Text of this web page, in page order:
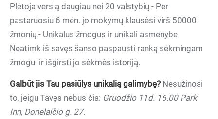
Plėtoja verslą daugiau nei 20 valstybių - Per
pastaruosiu 6 mėn. jo mokymų klausėsi virš 50000
žmonių - Unikalus žmogus ir unikali asmenybe
Neatimk iš savęs šanso paspausti ranką sėkmingam
žmogui ir išgirsti jo sėkmės istoriją.
Galbūt jis Tau pasiūlys unikalią galimybę? Nesužinosi
to, jeigu Tavęs nebus čia: Gruodžio 11d. 16.00 Park
Inn, Donelaičio g. 27.